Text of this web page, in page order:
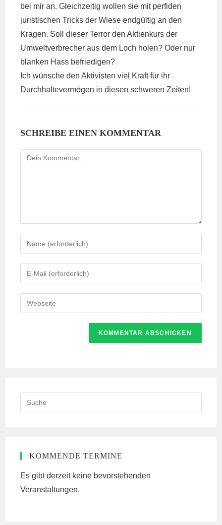
bei mir an. Gleichzeitig wollen sie mit perfiden
juristischen Tricks der Wiese endgültig an den
Kragen. Soll dieser Terror den Aktienkurs der
Umweltverbrecher aus dem Loch holen? Oder nur
blanken Hass befriedigen?
Ich wünsche den Aktivisten viel Kraft für ihr
Durchhaltevermögen in diesen schweren Zeiten!
SCHREIBE EINEN KOMMENTAR
Kommentieren
deinen
Namen
oder
zum
Kommentieren
deine
E-
Mail-
deine
this
KOMMENDE TERMINE
Es gibt derzeit keine bevorstehenden
Veranstaltungen.